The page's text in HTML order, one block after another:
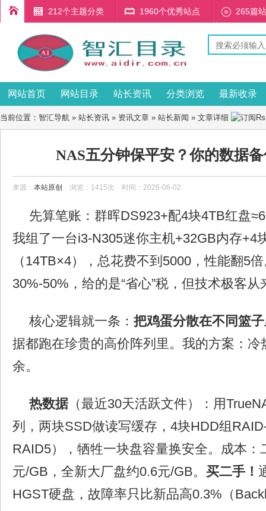
212个主题分类 1960个优秀站点 265篇
网站首页 网站目录 站长资讯 分类浏览 最新收录
当前位置： 智汇导航 » 站长资讯 » 资讯文章 » 站长新闻 » 文章详细
NAS五分钟保平安？你的数据
来源： 本站原创 浏览：1415次 时间：2026-06-02
先算笔账：群晖DS923+配4块4TB红盘
我组了一台i3-N305迷你主机+32GB内存+4
（14TB×4），总花费不到5000，性能翻5
30%-50%，给的是“省心”税，但技术极客
核心逻辑就一条： 把鸡蛋分散在不同篮
据都跑在珍贵的高价阵列里。我的方案：冷
余。
热数据（最近30天活跃文件）：用
列，两块SSD做读写缓存，4块HDD组
RAID5），牺牲一块盘容量换安全。成本：
元/GB，全新大厂盘约0.6元/GB。 买二手！
HGST硬盘，故障率只比新品高0.3%（